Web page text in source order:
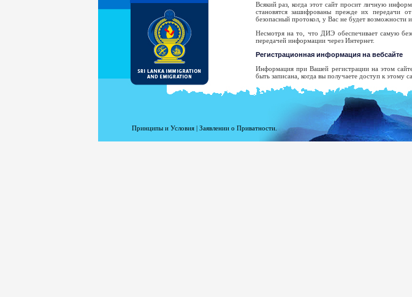
Всякий раз, когда этот сайт просит личную
становятся зашифрованы прежде их передачи
безопасный протокол, у Вас не будет возможности
Несмотря на то, что ДИЭ обеспечивает самую
передачей информации через Интернет.
Регистрационная информация на вебсайте
Информация при Вашей регистрации на этом
быть записана, когда вы получаете доступ к этому
Ваше доменное имя высшего уровня.
Адрес Вашего сервера.
Дата и время посещения сайта.
Страницы доступа.
Принципы и Условия | Заявлении о Приватности.